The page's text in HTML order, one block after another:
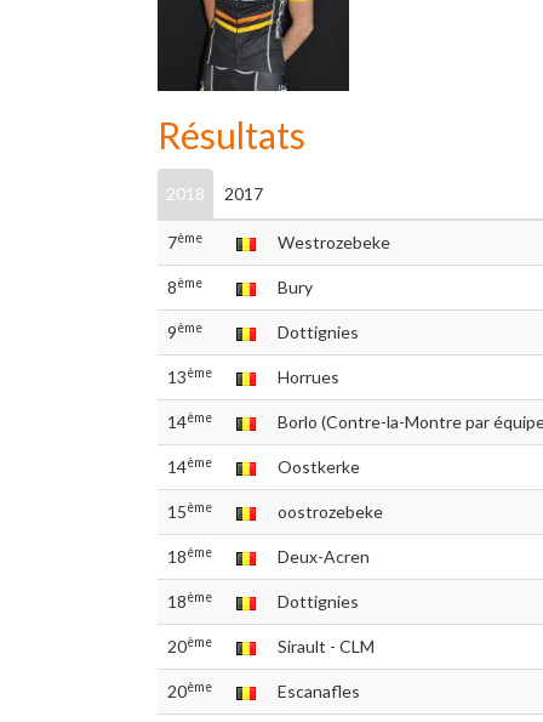
Résultats
2018 2017
7ème Westrozebeke
8ème Bury
9ème Dottignies
13ème Horrues
14ème Borlo (Contre-la-Montre par
14ème Oostkerke
15ème oostrozebeke
18ème Deux-Acren
18ème Dottignies
20ème Sirault - CLM
20ème Escanafles